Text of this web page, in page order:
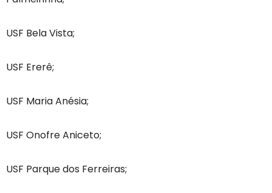
USF Bela Vista;
USF Ererê;
USF Maria Anésia;
USF Onofre Aniceto;
USF Parque dos Ferreiras;